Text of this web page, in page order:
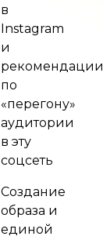
в
Instagram
и
рекомендации
по
«перегону»
аудитории
в эту
соцсеть
Создание
образа и
единой